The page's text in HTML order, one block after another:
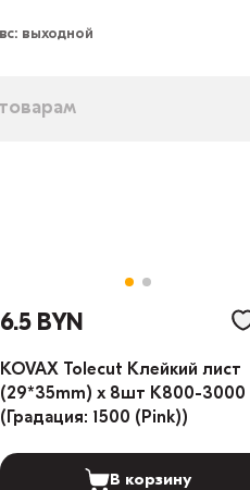
выходной
6.5 BYN
KOVAX Tolecut Клейкий лист
(29*35mm) x 8шт K800-3000
(Градация: 1500 (Pink))
В корзину